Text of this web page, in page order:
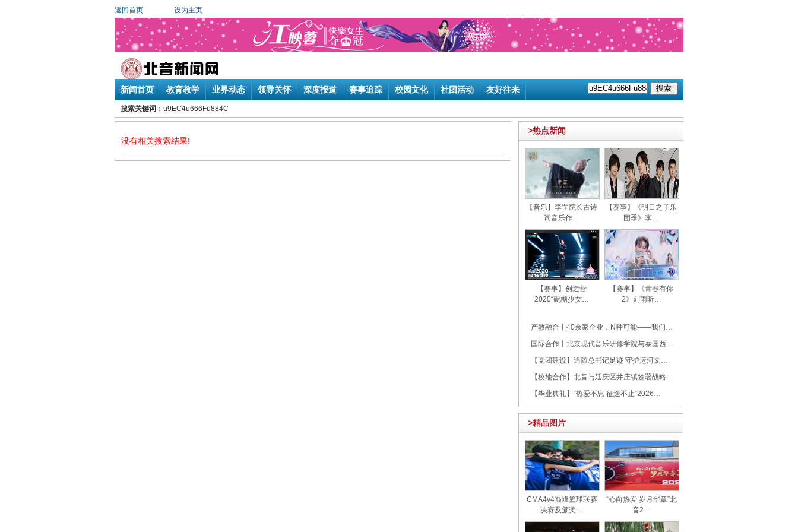
返回首页 设为主页
新闻首页 教育教学 业界动态 领导关怀 深度报道 赛事追踪 校园文化 社团活动 友好往来
搜索关键词 ：u9EC4u666Fu884C
没有相关搜索结果!
>热点新闻
【音乐】李罡院长古诗
词音乐作…
【赛事】《明日之子乐
团季》李…
【赛事】创造营
2020“硬糖少女…
【赛事】《青春有你
2》刘雨昕…
产教融合丨40余家企业，N种可能——我们…
国际合作丨北京现代音乐研修学院与泰国西…
【党团建设】追随总书记足迹 守护运河文…
【校地合作】北音与延庆区井庄镇签署战略…
【毕业典礼】“热爱不息 征途不止”2026…
>精品图片
CMA4v4巅峰篮球联赛
决赛及颁奖…
“心向热爱 岁月华章‌”北
音2…